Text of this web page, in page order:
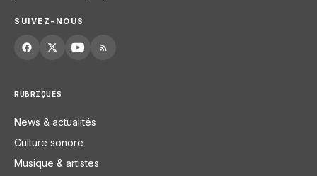
SUIVEZ-NOUS
RUBRIQUES
News & actualités
Culture sonore
Musique & artistes